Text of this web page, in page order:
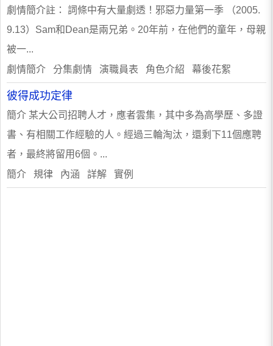
劇情簡介註： 詞條中有大量劇透！邪惡力量第一季 （2005.
9.13）Sam和Dean是兩兄弟。20年前，在他們的童年，母親
被一...
劇情簡介 分集劇情 演職員表 角色介紹 幕後花絮
彼得成功定律
簡介 某大公司招聘人才，應者雲集，其中多為高學歷、多證
書、有相關工作經驗的人。經過三輪淘汰，還剩下11個應聘
者，最終將留用6個。...
簡介 規律 內涵 詳解 實例